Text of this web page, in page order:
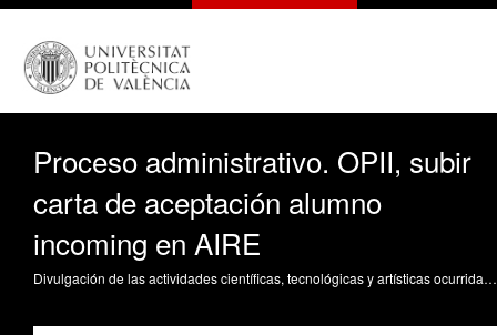
Proceso administrativo. OPII, subir
carta de aceptación alumno
incoming en AIRE
Divulgación de las actividades científicas, tecnológicas y artísticas ocurridas en los tres campus de la UPV